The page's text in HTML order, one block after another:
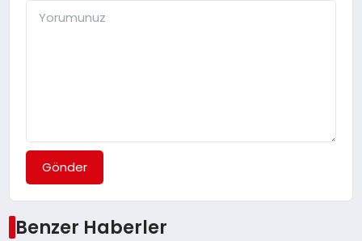
Gönder
Benzer Haberler